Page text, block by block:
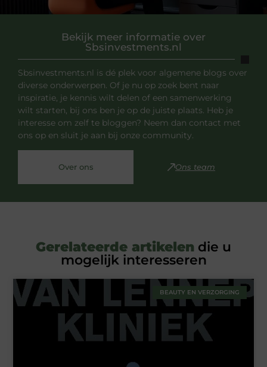
Bekijk meer informatie over
Sbsinvestments.nl
Sbsinvestments.nl is dé plek voor algemene blogs over
diverse onderwerpen. Of je nu op zoek bent naar
inspiratie, je kennis wilt delen of een samenwerking
wilt starten, bij ons ben je op de juiste plaats. Heb je
interesse om zelf te bloggen? Neem dan contact met
ons op en sluit je aan bij onze community.
Over ons Ons team
Gerelateerde artikelen die u
mogelijk interesseren
BEAUTY EN VERZORGING